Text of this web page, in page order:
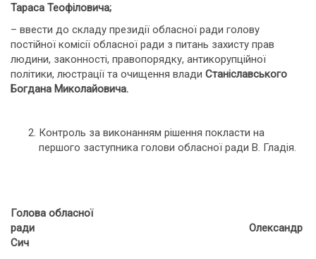
Тараса Теофіловича;
– ввести до складу президії обласної ради голову
постійної комісії обласної ради з питань захисту прав
людини, законності, правопорядку, антикорупційної
політики, люстрації та очищення влади Станіславського
Богдана Миколайовича.
Контроль за виконанням рішення покласти на
першого заступника голови обласної ради В. Гладія.
Голова обласної
ради Олександр
Сич